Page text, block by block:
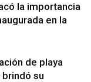
la importancia
en la
de playa
su